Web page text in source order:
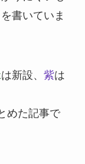
書いていま
は新設、 紫は
めた記事で